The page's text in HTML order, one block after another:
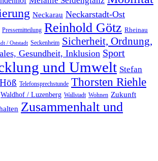
Neckarau Neckarstadt-Ost
Pressemitteilung Reinhold Götz Rheinau
/ Oststadt Seckenheim Sicherheit, Ordnung,
Gesundheit, Inklusion Sport
und Umwelt Stefan
Telefonsprechstunde Thorsten Riehle
Waldhof / Luzenberg Wallstadt Wohnen Zukunft
Zusammenhalt und